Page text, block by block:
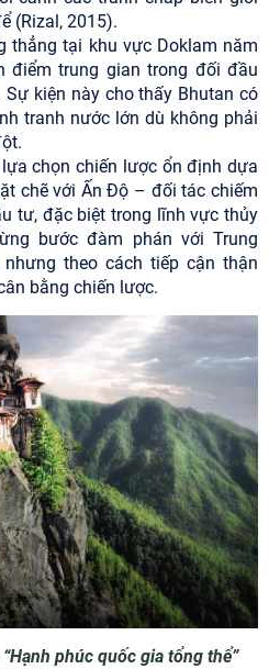
(Rizal, 2015).
thẳng tại khu vực Doklam năm
điểm trung gian trong đối đầu
kiện này cho thấy Bhutan có
tranh nước lớn dù không phải
chọn chiến lược ổn định dựa
chẽ với Ấn Độ – đối tác chiếm
tư, đặc biệt trong lĩnh vực thủy
bước đàm phán với Trung
theo cách tiếp cận thận
bằng chiến lược.
phúc quốc gia tổng thể”